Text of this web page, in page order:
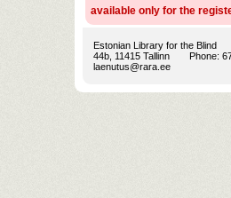
available only for the
Estonian Library for the Blind
44b, 11415 Tallinn
Phone:
laenutus@rara.ee